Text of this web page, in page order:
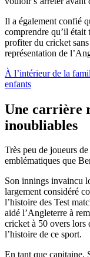
Il a également confié
comprendre qu’il était
profiter du cricket
représentation de
À l’intérieur de la
enfants
Une carrière
inoubliables
Très peu de joueurs
emblématiques que
Son innings invaincu
largement considéré
l’histoire des Test
aidé l’Angleterre à
cricket à 50 overs lors
l’histoire de ce sport.
En tant que capitaine,